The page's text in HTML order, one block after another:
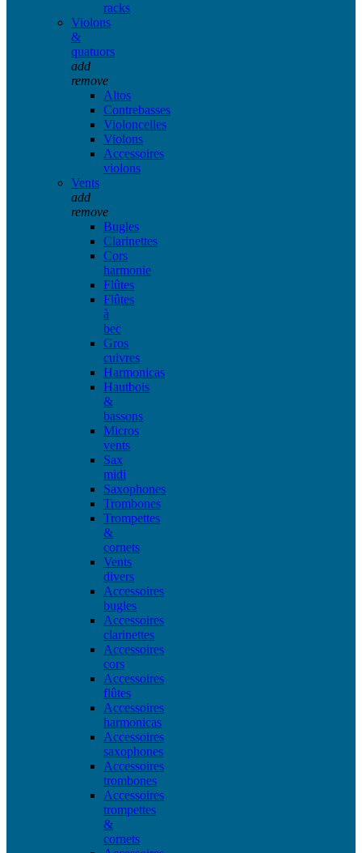
racks
Violons
&
quatuors
add
remove
Altos
Contrebasses
Violoncelles
Violons
Accessoires
violons
Vents
add
remove
Bugles
Clarinettes
Cors
harmonie
Flûtes
Flûtes
à
bec
Gros
cuivres
Harmonicas
Hautbois
&
bassons
Micros
vents
Sax
midi
Saxophones
Trombones
Trompettes
&
cornets
Vents
divers
Accessoires
bugles
Accessoires
clarinettes
Accessoires
cors
Accessoires
flûtes
Accessoires
harmonicas
Accessoires
saxophones
Accessoires
trombones
Accessoires
trompettes
&
cornets